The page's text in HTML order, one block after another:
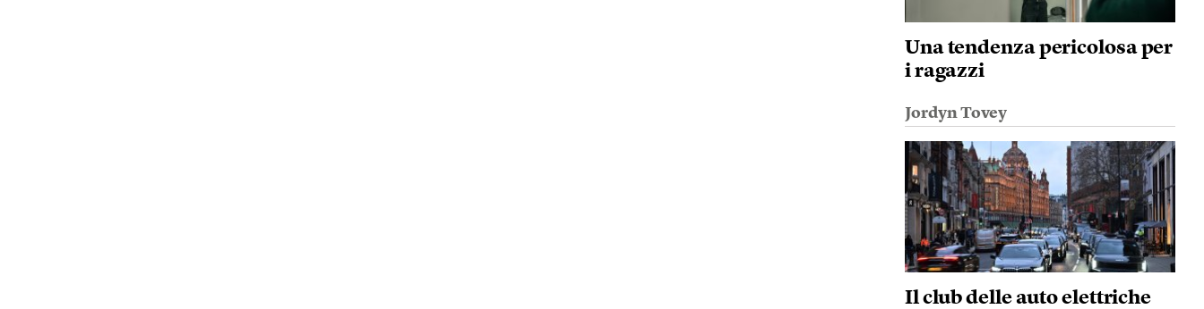
Una tendenza pericolosa per
i ragazzi
Jordyn Tovey
Il club delle auto elettriche